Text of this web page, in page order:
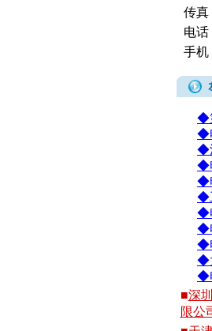
传真
电话
手机
◆
◆
◆
◆
◆
◆
◆
◆
◆
◆
◆
■深
限公